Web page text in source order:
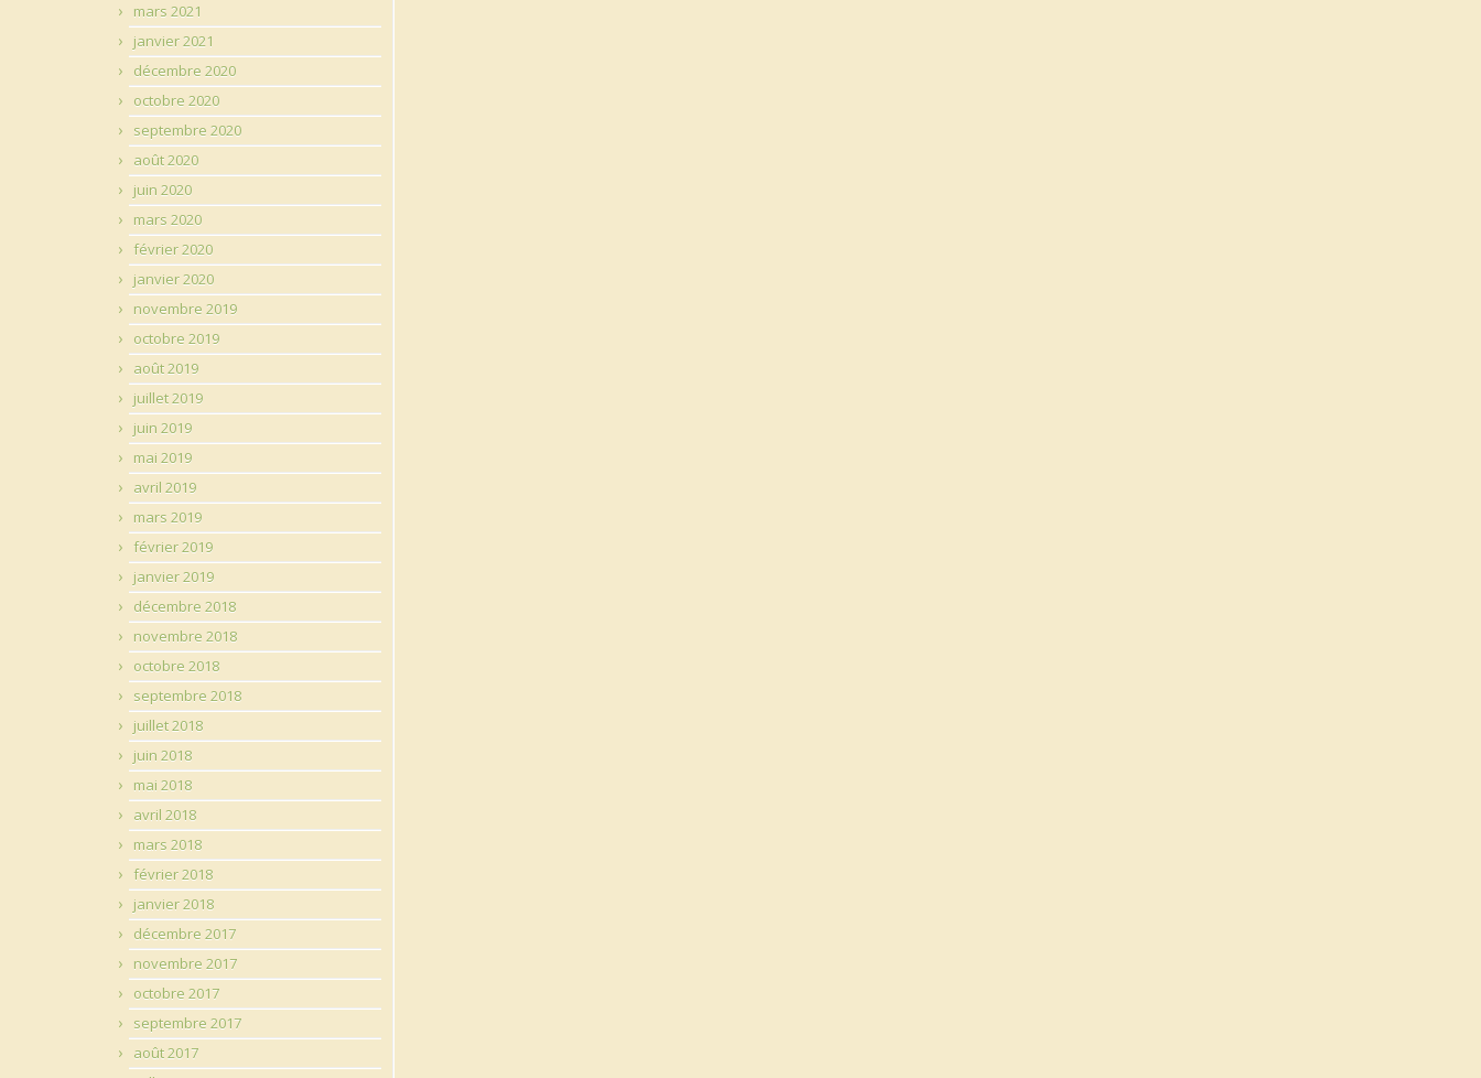
mars 2021
janvier 2021
décembre 2020
octobre 2020
septembre 2020
août 2020
juin 2020
mars 2020
février 2020
janvier 2020
novembre 2019
octobre 2019
août 2019
juillet 2019
juin 2019
mai 2019
avril 2019
mars 2019
février 2019
janvier 2019
décembre 2018
novembre 2018
octobre 2018
septembre 2018
juillet 2018
juin 2018
mai 2018
avril 2018
mars 2018
février 2018
janvier 2018
décembre 2017
novembre 2017
octobre 2017
septembre 2017
août 2017